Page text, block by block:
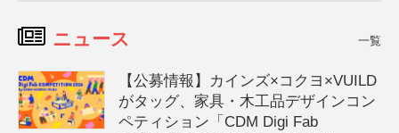
ニュース 一覧
【公募情報】カインズ×コクヨ×VUILD
がタッグ、家具・木工品デザインコン
ペティション「CDM Digi Fab